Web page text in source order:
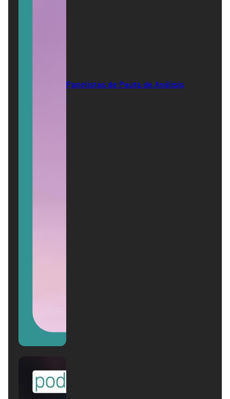
Panelistas de Pauta de Análisis